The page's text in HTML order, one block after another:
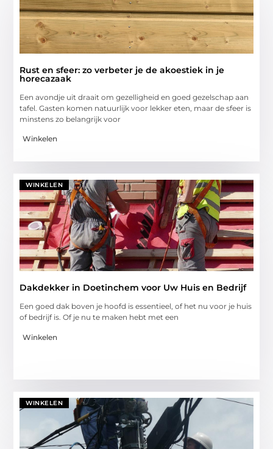
Rust en sfeer: zo verbeter je de akoestiek in je
horecazaak
Een avondje uit draait om gezelligheid en goed gezelschap aan
tafel. Gasten komen natuurlijk voor lekker eten, maar de sfeer is
minstens zo belangrijk voor
Winkelen
WINKELEN
Dakdekker in Doetinchem voor Uw Huis en Bedrijf
Een goed dak boven je hoofd is essentieel, of het nu voor je huis
of bedrijf is. Of je nu te maken hebt met een
Winkelen
WINKELEN